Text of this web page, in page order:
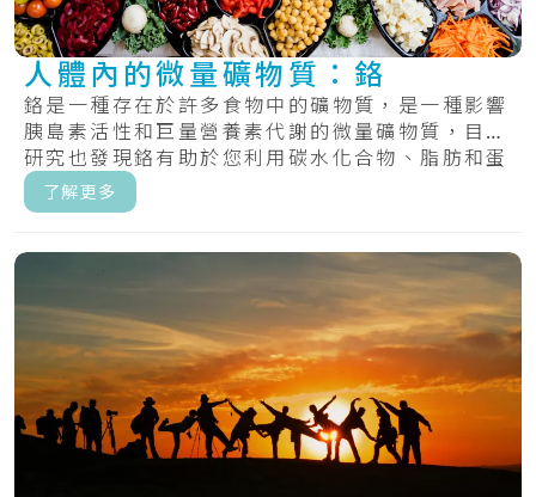
人體內的微量礦物質：鉻
鉻是一種存在於許多食物中的礦物質，是一種影響
胰島素活性和巨量營養素代謝的微量礦物質，目前
研究也發現鉻有助於您利用碳水化合物、脂肪和蛋
白質.....
了解更多